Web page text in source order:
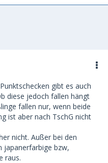
gibt es auch
diese jedoch fallen hängt
fallen nur, wenn beide
ist aber nach TschG nicht
nicht. Außer bei den
japanerfarbige bzw,
raus.